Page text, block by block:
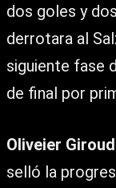
dos goles y
derrotara al
siguiente fase
de final por
Oliveier Giroud
selló la